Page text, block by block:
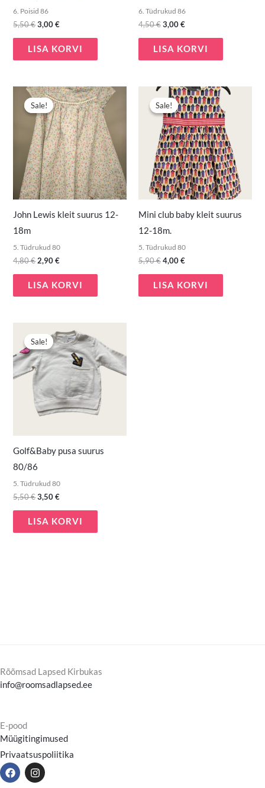
6. Poisid 86
5,50€3,00€
LISA KORVI
6. Tüdrukud 86
4,50€3,00€
LISA KORVI
Sale!
Sale!
John Lewis kleit suurus 12-
18m
5. Tüdrukud 80
4,80€
Algne
hind
oli:
4,80 €.
2,90€
Praegune
hind
on:
2,90 €.
LISA KORVI
Sale!
Sale!
Mini club baby kleit suurus
12-18m.
5. Tüdrukud 80
5,90€
Algne
hind
oli:
5,90 €.
4,00€
Praegune
hind
on:
4,00 €.
LISA KORVI
Sale!
Sale!
Golf&Baby pusa suurus
80/86
5. Tüdrukud 80
5,50€
hind
oli:
5,50 €.
3,50€
hind
on:
3,50 €.
LISA KORVI
Rõõmsad Lapsed Kirbukas
info@roomsadlapsed.ee
E-pood
Müügitingimused
Privaatsuspoliitika
F
a
I
n